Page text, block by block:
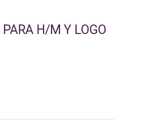
H/M Y LOGO